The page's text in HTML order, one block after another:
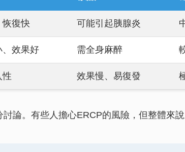
恢復快 可能引起胰腺炎
、效果好 需全身麻醉
性 效果慢、易復發
論。有些人擔心ERCP的風險，但整體來說